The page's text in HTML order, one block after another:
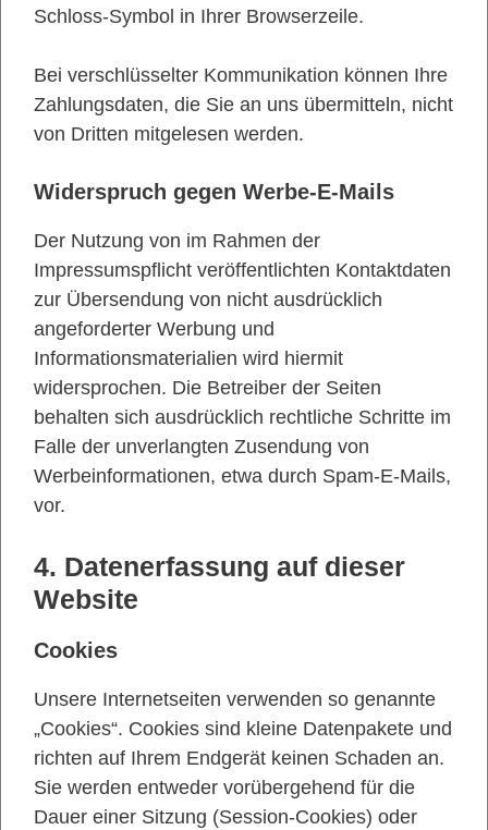
Schloss-Symbol in Ihrer Browserzeile.
Bei verschlüsselter Kommunikation können Ihre
Zahlungsdaten, die Sie an uns übermitteln, nicht
von Dritten mitgelesen werden.
Widerspruch gegen Werbe-E-Mails
Der Nutzung von im Rahmen der
Impressumspflicht veröffentlichten Kontaktdaten
zur Übersendung von nicht ausdrücklich
angeforderter Werbung und
Informationsmaterialien wird hiermit
widersprochen. Die Betreiber der Seiten
behalten sich ausdrücklich rechtliche Schritte im
Falle der unverlangten Zusendung von
Werbeinformationen, etwa durch Spam-E-Mails,
vor.
4. Datenerfassung auf dieser
Website
Cookies
Unsere Internetseiten verwenden so genannte
„Cookies“. Cookies sind kleine Datenpakete und
richten auf Ihrem Endgerät keinen Schaden an.
Sie werden entweder vorübergehend für die
Dauer einer Sitzung (Session-Cookies) oder